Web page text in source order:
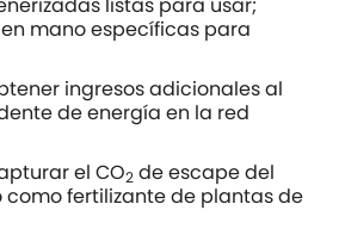
mano específicas para
ingresos adicionales al
de energía en la red
el CO2 de escape del
como fertilizante de plantas de